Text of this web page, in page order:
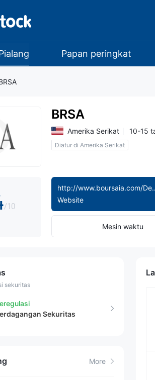
Papan peringkat
/10
BRSA
Amerika Serikat 10-15
Diatur di Amerika Serikat
http://
Website
Mesin waktu
sekuritas
Sekuritas
More